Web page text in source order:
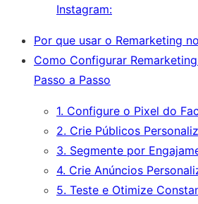
Instagram:
Por que usar o Remarketing
Como Configurar
Passo a Passo
1. Configure o Pixel do
2. Crie Públicos
3. Segmente por
4. Crie Anúncios
5. Teste e Otimize